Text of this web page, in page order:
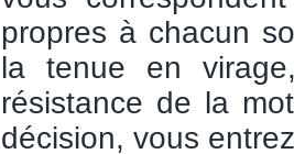
propres à chacun
la tenue en
résistance de la
décision, vous